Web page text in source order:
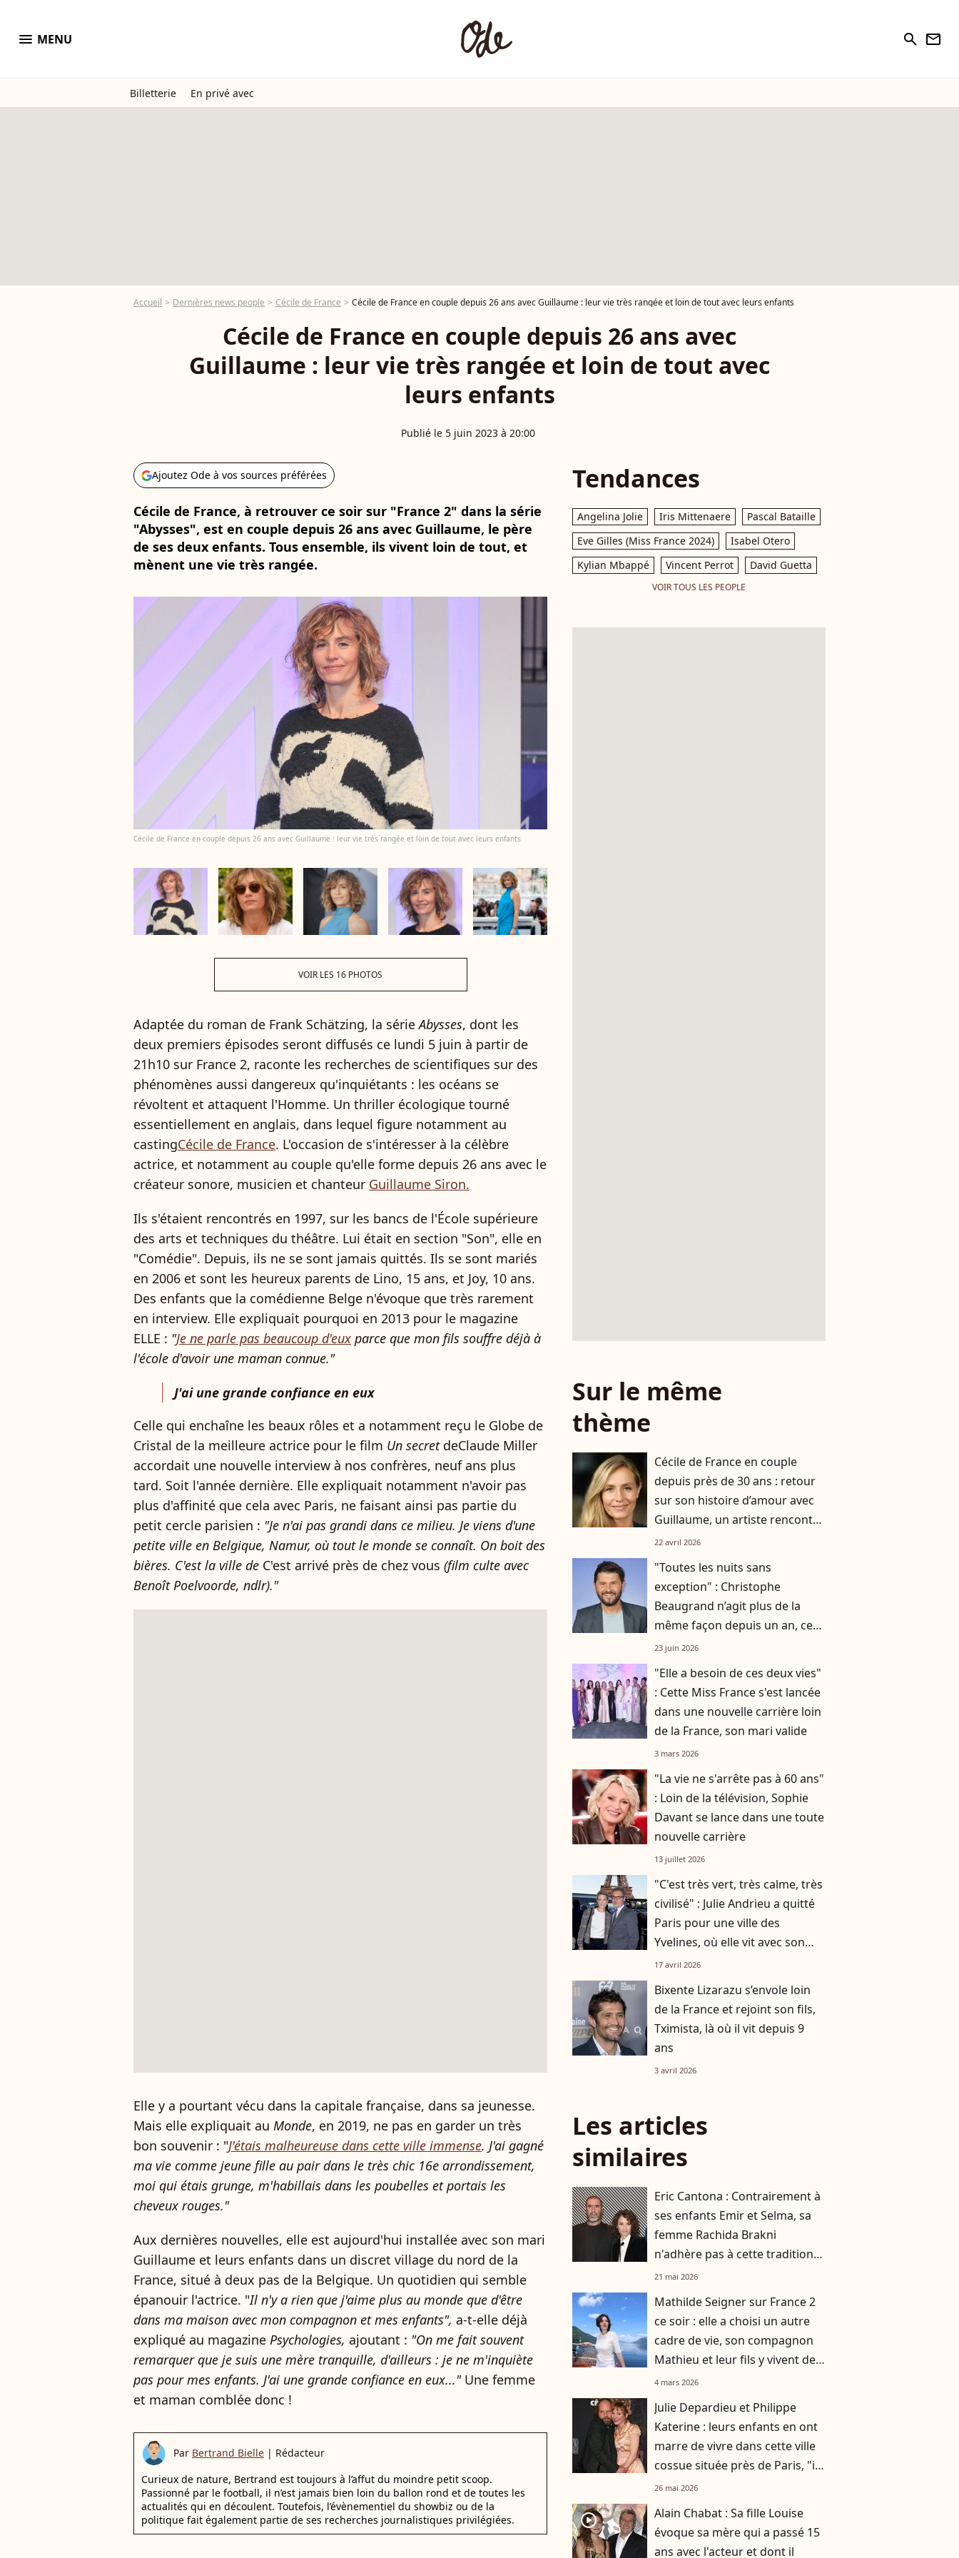
menu MENU search newsletter
Billetterie En privé avec
Accueil Dernières news people Cécile de France Cécile de France en couple depuis 26 ans avec Guillaume : leur vie très rangée et loin de tout avec leurs enfants
Cécile de France en couple depuis 26 ans avec
Guillaume : leur vie très rangée et loin de tout avec
leurs enfants
Publié le 5 juin 2023 à 20:00
Ajoutez Ode à vos sources préférées
Cécile de France, à retrouver ce soir sur "France 2" dans la série
"Abysses", est en couple depuis 26 ans avec Guillaume, le père
de ses deux enfants. Tous ensemble, ils vivent loin de tout, et
mènent une vie très rangée.
Cécile de France en couple depuis 26 ans avec Guillaume : leur vie très rangée et loin de tout avec leurs enfants
VOIR LES 16 PHOTOS
Adaptée du roman de Frank Schätzing, la sérieAbysses, dont les
deux premiers épisodes seront diffusés ce lundi 5 juin à partir de
21h10 sur France 2, raconte les recherches de scientifiques sur des
phénomènes aussi dangereux qu'inquiétants : les océans se
révoltent et attaquent l'Homme. Un thriller écologique tourné
essentiellement en anglais, dans lequel figure notamment au
castingCécile de France. L'occasion de s'intéresser à la célèbre
actrice, et notamment au couple qu'elle forme depuis 26 ans avec le
créateur sonore, musicien et chanteur Guillaume Siron.
Ils s'étaient rencontrés en 1997, sur les bancs de l'École supérieure
des arts et techniques du théâtre. Lui était en section "Son", elle en
"Comédie". Depuis, ils ne se sont jamais quittés. Ils se sont mariés
en 2006 et sont les heureux parents de Lino, 15 ans, et Joy, 10 ans.
Des enfants que la comédienne Belge n'évoque que très rarement
en interview. Elle expliquait pourquoi en 2013 pour le magazine
ELLE : "Je ne parle pas beaucoup d'eux parce que mon fils souffre déjà à
l'école d'avoir une maman connue."
J'ai une grande confiance en eux
Celle qui enchaîne les beaux rôles et a notamment reçu le Globe de
Cristal de la meilleure actrice pour le film Un secretdeClaude Miller
accordait une nouvelle interview à nos confrères, neuf ans plus
tard. Soit l'année dernière. Elle expliquait notamment n'avoir pas
plus d'affinité que cela avec Paris, ne faisant ainsi pas partie du
petit cercle parisien : "Je n'ai pas grandi dans ce milieu. Je viens d'une
petite ville en Belgique, Namur, où tout le monde se connaît. On boit des
bières. C'est la ville de C'est arrivé près de chez vous (film culte avec
Benoît Poelvoorde, ndlr)."
Elle y a pourtant vécu dans la capitale française, dans sa jeunesse.
Mais elle expliquait au Monde, en 2019, ne pas en garder un très
bon souvenir : "J'étais malheureuse dans cette ville immense. J'ai gagné
ma vie comme jeune fille au pair dans le très chic 16e arrondissement,
moi qui étais grunge, m'habillais dans les poubelles et portais les
cheveux rouges."
Aux dernières nouvelles, elle est aujourd'hui installée avec son mari
Guillaume et leurs enfants dans un discret village du nord de la
France, situé à deux pas de la Belgique. Un quotidien qui semble
épanouir l'actrice. "Il n'y a rien que j'aime plus au monde que d'être
dans ma maison avec mon compagnon et mes enfants", a-t-elle déjà
expliqué au magazine Psychologies, ajoutant : "On me fait souvent
remarquer que je suis une mère tranquille, d'ailleurs : je ne m'inquiète
pas pour mes enfants. J'ai une grande confiance en eux..." Une femme
et maman comblée donc !
Par Bertrand Bielle | Rédacteur
Curieux de nature, Bertrand est toujours à l’affut du moindre petit scoop.
Passionné par le football, il n’est jamais bien loin du ballon rond et de toutes les
actualités qui en découlent. Toutefois, l’évènementiel du showbiz ou de la
politique fait également partie de ses recherches journalistiques privilégiées.
Tendances
Angelina Jolie Iris Mittenaere
Pascal Bataille
Eve Gilles (Miss France 2024)
Isabel Otero
Kylian Mbappé
Vincent Perrot David Guetta
VOIR TOUS LES PEOPLE
Sur le même
thème
Cécile de France en couple
depuis près de 30 ans : retour
sur son histoire d’amour avec
Guillaume, un artiste rencontré
à l'école
22 avril 2026
"Toutes les nuits sans
exception" : Christophe
Beaugrand n’agit plus de la
même façon depuis un an, cet
événement a tout changé
23 juin 2026
"Elle a besoin de ces deux vies"
: Cette Miss France s'est lancée
dans une nouvelle carrière loin
de la France, son mari valide
3 mars 2026
"La vie ne s'arrête pas à 60 ans"
: Loin de la télévision, Sophie
Davant se lance dans une toute
nouvelle carrière
13 juillet 2026
"C'est très vert, très calme, très
civilisé" : Julie Andrieu a quitté
Paris pour une ville des
Yvelines, où elle vit avec son
mari et leurs deux enfants
17 avril 2026
Bixente Lizarazu s’envole loin
de la France et rejoint son fils,
Tximista, là où il vit depuis 9
ans
3 avril 2026
Les articles
similaires
Eric Cantona : Contrairement à
ses enfants Emir et Selma, sa
femme Rachida Brakni
n'adhère pas à cette tradition
familiale, "je tente de lui faire
21 mai 2026
Mathilde Seigner sur France 2
ce soir : elle a choisi un autre
cadre de vie, son compagnon
Mathieu et leur fils y vivent des
jours heureux
4 mars 2026
Julie Depardieu et Philippe
Katerine : leurs enfants en ont
marre de vivre dans cette ville
cossue située près de Paris, "il
n'y a que des vieux"
26 mai 2026
player2
Alain Chabat : Sa fille Louise
évoque sa mère qui a passé 15
ans avec l'acteur et dont il